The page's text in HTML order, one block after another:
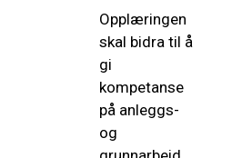
Opplæringen
skal bidra til å
gi
kompetanse
på anleggs-
og